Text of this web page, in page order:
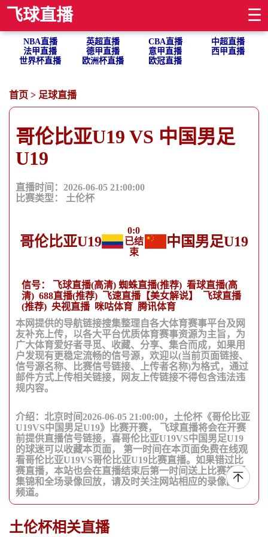
飞球直播 ☰
NBA直播 英超直播 CBA直播
中超直播
法甲直播
德甲直播 意甲直播
西甲直播
世界杯直播
欧洲杯直播 欧冠直播
首页 > 足球直播
哥伦比亚U19 VS 中国男足
U19
直播时间：2026-06-05 21:00:00
比赛类型：
土伦杯
哥伦比亚U19
0:0
已结
束
中国男足U19
信号： 飞球直播(高清) 蜘蛛直播(推荐) 看球直播(高
清) 688直播(推荐) 飞速直播【美女解说】
飞球直播
(推荐) 央视直播 咪咕体育 腾讯体育
本网提供的导航链接搜集整理自各大体育赛事平台及网
友补充上传，以各大平台优质体育赛事资源为主旨，为
广大体育爱好者寻觅、收藏、分享、集合而成，如果用
户发现有更稳定流畅的信号源，欢迎以(当前页面链接、
信号源名称、比赛信号链接、上传者名称)为格式，通过
邮件方式上传相关链接，网友上传链接不得包含违法违
规内容。
介绍：北京时间2026-06-05 21:00:00，土伦杯《哥伦比亚
U19VS中国男足U19》比赛开赛， 飞球直播将会在开赛
前提供直播信号链接，喜哥伦比亚U19VS中国男足U19
的球迷可以收藏本页面， 第一时间在本页面免费在线观
看哥伦比亚U19VS哥伦比亚U19比赛直播。如果错过比
赛直播，本站也会在直播结束后第一时间送上比赛视频
集锦和全场录像回放，请及时关注网站相应的录像回放
频道。
土伦杯相关直播